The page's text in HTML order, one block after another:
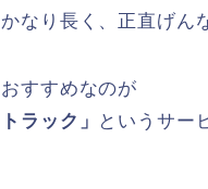
なり長く、正直げん
すすめなのが
ラック」
というサー